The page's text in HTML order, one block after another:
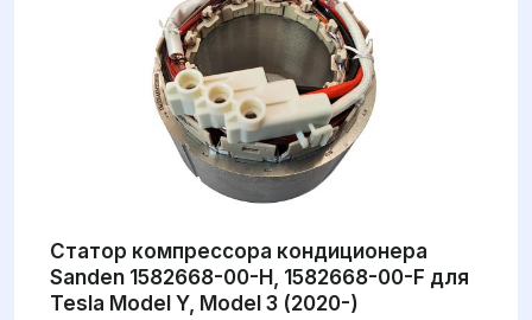
Статор компрессора кондиционера
Sanden 1582668-00-H, 1582668-00-F для
Tesla Model Y, Model 3 (2020-)